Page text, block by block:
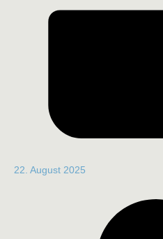
22. August 2025